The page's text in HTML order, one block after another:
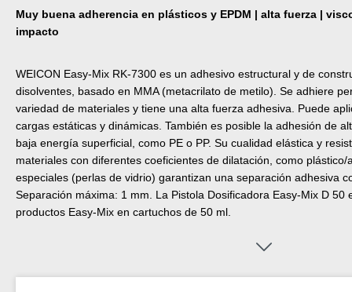
Muy buena adherencia en plásticos y EPDM | alta fuerza |
impacto
WEICON Easy-Mix RK-7300 es un adhesivo estructural y de
disolventes, basado en MMA (metacrilato de metilo). Se adhiere
variedad de materiales y tiene una alta fuerza adhesiva. Puede
cargas estáticas y dinámicas. También es posible la adhesión de
baja energía superficial, como PE o PP. Su cualidad elástica y
materiales con diferentes coeficientes de dilatación, como
especiales (perlas de vidrio) garantizan una separación adhesiva
Separación máxima: 1 mm. La Pistola Dosificadora Easy-Mix D 50
productos Easy-Mix en cartuchos de 50 ml.